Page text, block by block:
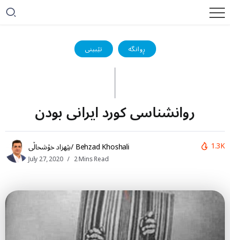
تێبینی ڕوانگە
روانشناسی کورد ایرانی بودن
بێهزاد خۆشحاڵی/ Behzad Khoshali
July 27, 2020 2 Mins Read
1.3K